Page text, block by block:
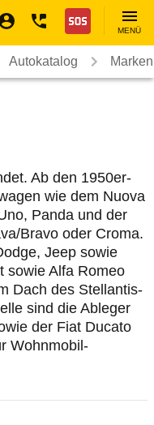
Nothilfe
MENÜ
Autokatalog
Ab den 1950er-
wie dem Nuova
Panda und der
Bravo oder Croma.
Jeep sowie
sowie Alfa Romeo
Dach des Stellantis-
sind die Ableger
der Fiat Ducato
Wohnmobil-